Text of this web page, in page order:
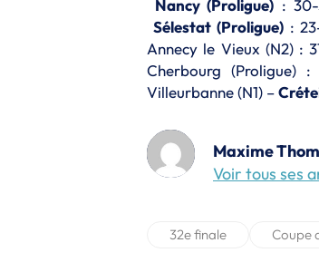
Nancy (Proligue) :
Sélestat (Proligue):
Annecy le Vieux (N2) :
Cherbourg (Proligue)
Villeurbanne (N1) –
Maxime
Voir tous ses
32e finale Coupe